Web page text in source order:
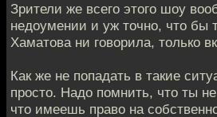
Зрители же всего этого шоу
недоумении и уж точно, что бы
Хаматова ни говорила, только
Как же не попадать в такие
просто. Надо помнить, что ты
что имеешь право на